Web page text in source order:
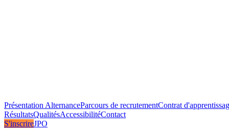
Présentation AlternanceParcours de recrutementContrat
RésultatsQualitésAccessibilitéContact
S'inscrireJPO